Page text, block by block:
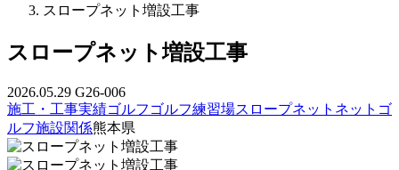
スロープネット増設工事
スロープネット増設工事
2026.05.29 G26-006
施工・工事実績ゴルフ ゴルフ練習場スロープネット ネット ゴ
ルフ施設関係熊本県